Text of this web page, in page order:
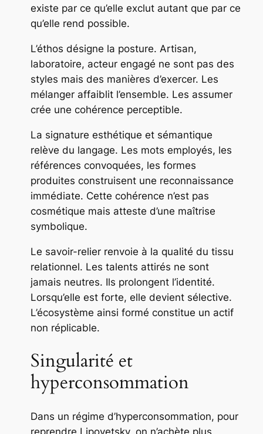
existe par ce qu’elle exclut autant que par ce
qu’elle rend possible.
L’éthos désigne la posture. Artisan,
laboratoire, acteur engagé ne sont pas des
styles mais des manières d’exercer. Les
mélanger affaiblit l’ensemble. Les assumer
crée une cohérence perceptible.
La signature esthétique et sémantique
relève du langage. Les mots employés, les
références convoquées, les formes
produites construisent une reconnaissance
immédiate. Cette cohérence n’est pas
cosmétique mais atteste d’une maîtrise
symbolique.
Le savoir-relier renvoie à la qualité du tissu
relationnel. Les talents attirés ne sont
jamais neutres. Ils prolongent l’identité.
Lorsqu’elle est forte, elle devient sélective.
L’écosystème ainsi formé constitue un actif
non réplicable.
Singularité et
hyperconsommation
Dans un régime d’hyperconsommation, pour
reprendre Lipovetsky, on n’achète plus